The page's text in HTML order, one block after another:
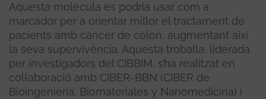
Aquesta molècula es podria usar com a
marcador per a orientar millor el tractament de
pacients amb càncer de còlon, augmentant així
la seva supervivència. Aquesta troballa, liderada
per investigadors del CIBBIM, s’ha realitzat en
col·laboració amb CIBER-BBN (CIBER de
Bioingeniería, Biomateriales y Nanomedicina) i